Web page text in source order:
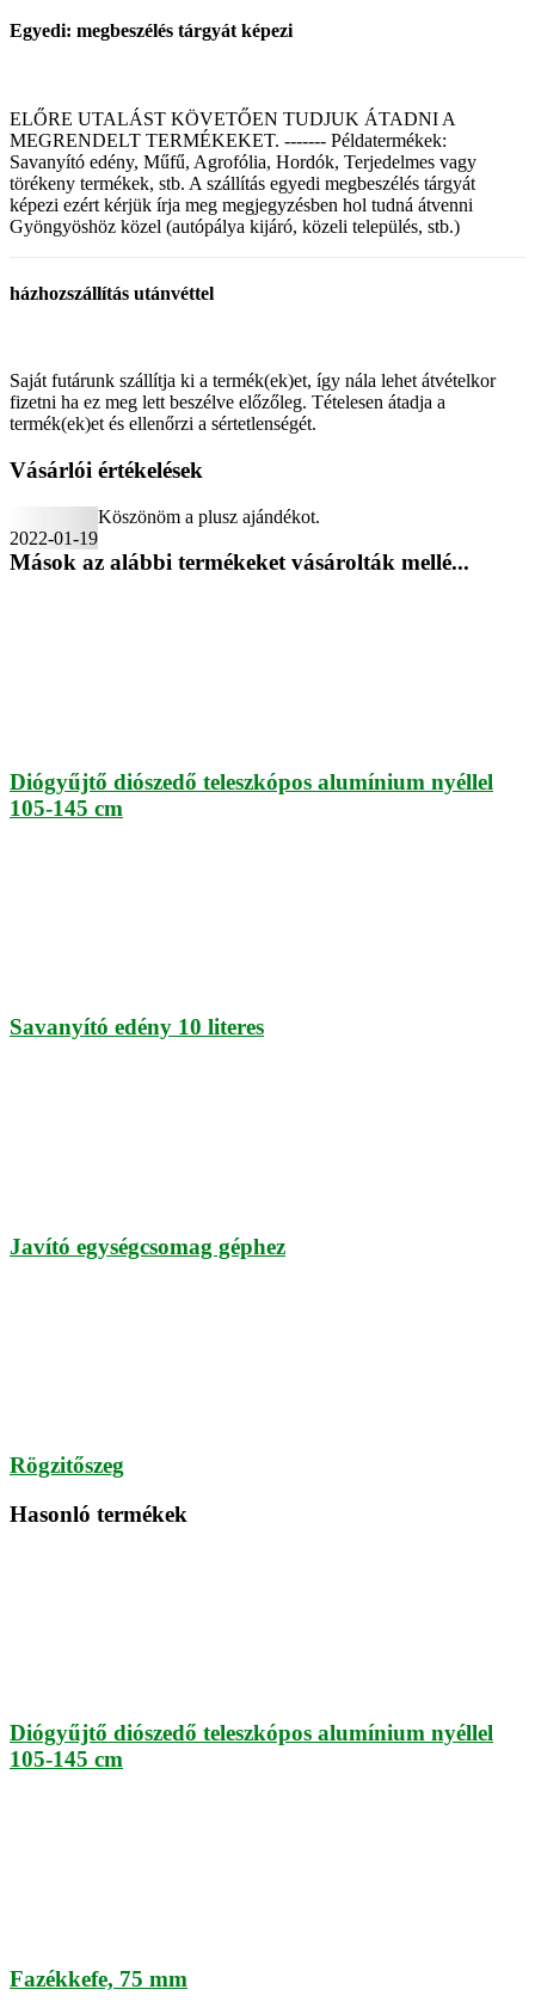
Egyedi: megbeszélés tárgyát képezi
ELŐRE UTALÁST KÖVETŐEN TUDJUK ÁTADNI A
MEGRENDELT TERMÉKEKET. ------- Példatermékek:
Savanyító edény, Műfű, Agrofólia, Hordók, Terjedelmes vagy
törékeny termékek, stb. A szállítás egyedi megbeszélés tárgyát
képezi ezért kérjük írja meg megjegyzésben hol tudná átvenni
Gyöngyöshöz közel (autópálya kijáró, közeli település, stb.)
házhozszállítás utánvéttel
Saját futárunk szállítja ki a termék(ek)et, így nála lehet átvételkor
fizetni ha ez meg lett beszélve előzőleg. Tételesen átadja a
termék(ek)et és ellenőrzi a sértetlenségét.
Vásárlói értékelések
2022-01-19
Köszönöm a plusz ajándékot.
Mások az alábbi termékeket vásárolták mellé...
Diógyűjtő diószedő teleszkópos alumínium nyéllel
105-145 cm
Savanyító edény 10 literes
Javító egységcsomag géphez
Rögzitőszeg
Hasonló termékek
Diógyűjtő diószedő teleszkópos alumínium nyéllel
105-145 cm
Fazékkefe, 75 mm